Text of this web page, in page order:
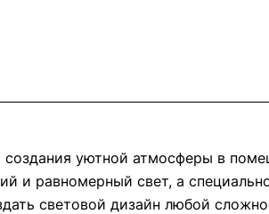
создания уютной атмосферы в
и равномерный свет, а
световой дизайн любой